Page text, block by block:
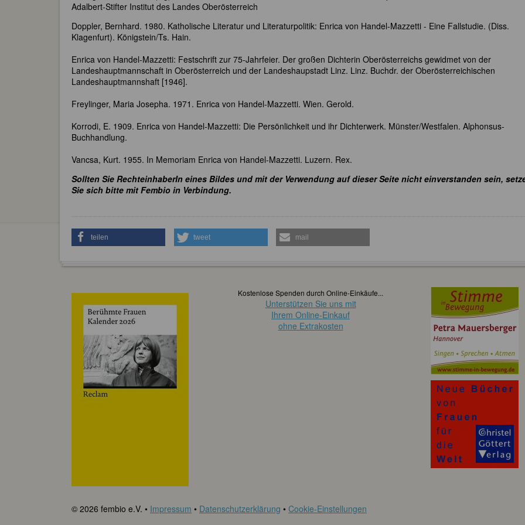
Adalbert-Stifter Institut des Landes Oberösterreich
Doppler, Bernhard. 1980. Katholische Literatur und Literaturpolitik: Enrica von Handel-Mazzetti - Eine Fallstudie. (Diss.
Klagenfurt). Königstein/Ts. Hain.
Enrica von Handel-Mazzetti: Festschrift zur 75-Jahrfeier. Der großen Dichterin Oberösterreichs gewidmet von der
Landeshauptmannschaft in Oberösterreich und der Landeshaupstadt Linz. Linz. Buchdr. der Oberösterreichischen
Landeshauptmannshaft [1946].
Freylinger, Maria Josepha. 1971. Enrica von Handel-Mazzetti. Wien. Gerold.
Korrodi, E. 1909. Enrica von Handel-Mazzetti: Die Persönlichkeit und ihr Dichterwerk. Münster/Westfalen. Alphonsus-
Buchhandlung.
Vancsa, Kurt. 1955. In Memoriam Enrica von Handel-Mazzetti. Luzern. Rex.
Sollten Sie RechteinhaberIn eines Bildes und mit der Verwendung auf dieser Seite nicht einverstanden sein,
Sie sich bitte mit Fembio in Verbindung.
teilen tweet mail
Kostenlose Spenden durch Online-Einkäufe...
Unterstützen Sie uns mit
Ihrem Online-Einkauf
ohne Extrakosten
© 2026 fembio e.V. • Impressum • Datenschutzerklärung • Cookie-Einstellungen